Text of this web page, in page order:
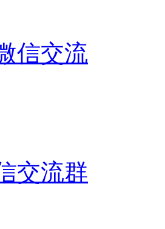
信交流
交流群